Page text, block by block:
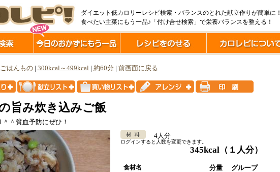
ダイエット低カロリーレシピ検索・バランスのとれた献立作りが簡単に！
食べたい主菜にもう一品♪「付け合せ検索」で栄養バランスを整える！
ごはんもの 300kcal～499kcal 約60分 前画面に戻る
旨み炊き込みご飯
＾貧血予防にぜひ！
4人分
ログインすると人数を変更できます。
345kcal （１人分）
食材名 分量 グループ